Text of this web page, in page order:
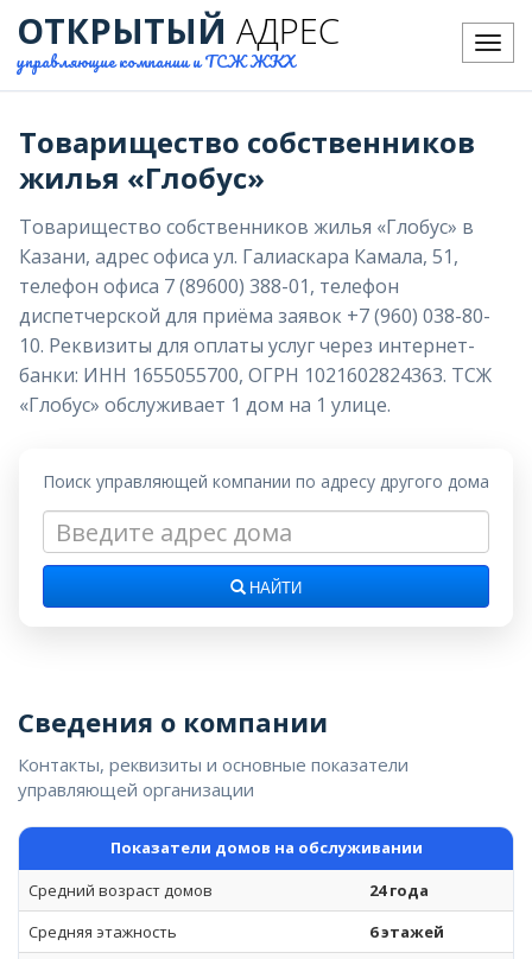
Меню
ОТКРЫТЫЙ АДРЕС
управляющие компании и ТСЖ ЖКХ
Товарищество собственников
жилья «Глобус»
Товарищество собственников жилья «Глобус» в
Казани, адрес офиса ул. Галиаскара Камала, 51,
телефон офиса 7 (89600) 388-01, телефон
диспетчерской для приёма заявок +7 (960) 038-80-
10. Реквизиты для оплаты услуг через интернет-
банки: ИНН 1655055700, ОГРН 1021602824363. ТСЖ
«Глобус» обслуживает 1 дом на 1 улице.
Поиск управляющей компании по адресу другого дома
НАЙТИ
Сведения о компании
Контакты, реквизиты и основные показатели
управляющей организации
Показатели домов на обслуживании
Средний возраст домов
24 года
Средняя этажность
6 этажей